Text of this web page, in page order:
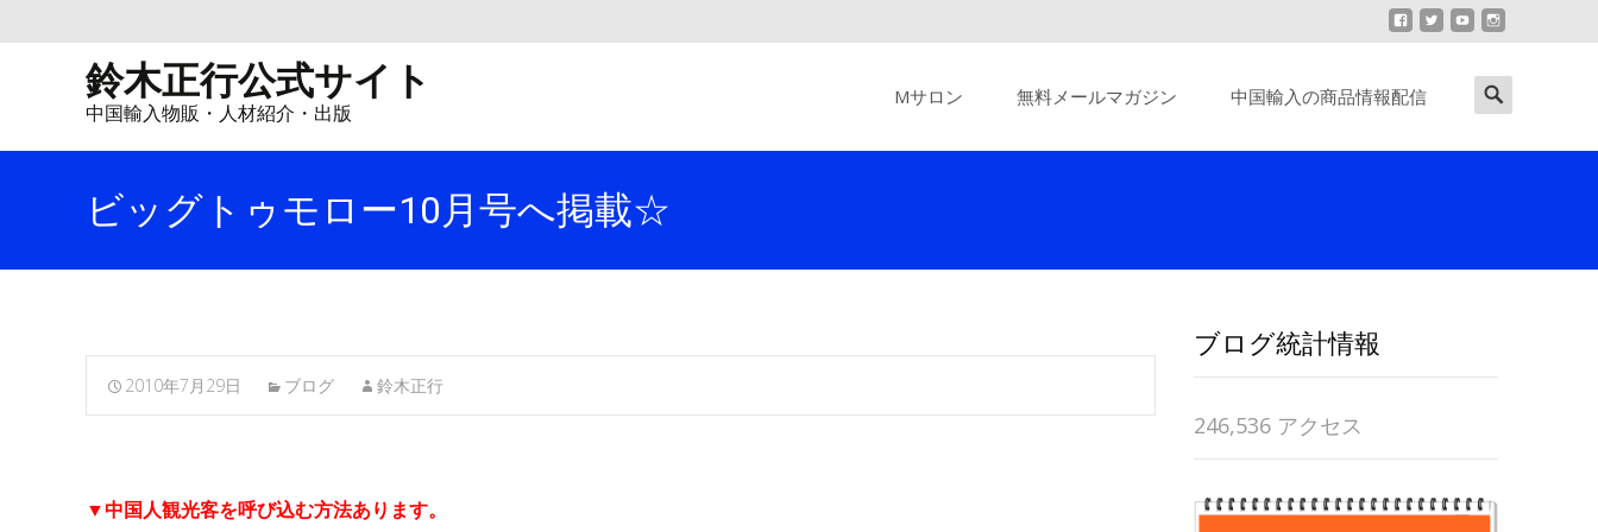
鈴木正行公式サイト
中国輸入物販・人材紹介・出版
Mサロン 無料メールマガジン 中国輸入の商品情報配信
Search
ビッグトゥモロー10月号へ掲載☆
2010年7月29日 ブログ 鈴木正行
▼中国人観光客を呼び込む方法あります。
ブログ統計情報
246,536 アクセス